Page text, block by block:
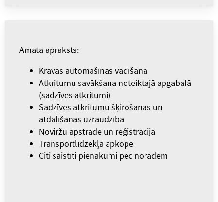
Amata apraksts:
Kravas automašīnas vadīšana
Atkritumu savākšana noteiktajā apgabalā
(sadzīves atkritumi)
Sadzīves atkritumu šķirošanas un
atdalīšanas uzraudzība
Noviržu apstrāde un reģistrācija
Transportlīdzekļa apkope
Citi saistīti pienākumi pēc norādēm